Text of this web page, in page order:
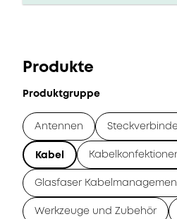
Produkte
Produktgruppe
Antennen
Kabel
Glasfaser
Werkzeuge und Zubehör